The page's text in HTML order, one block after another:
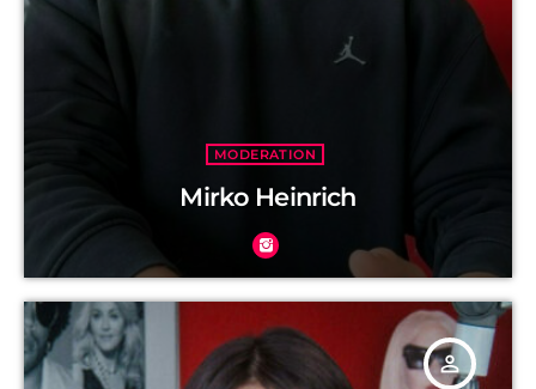
MODERATION
Mirko Heinrich
person_outline